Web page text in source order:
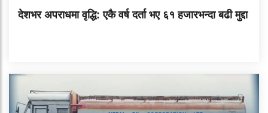
देशभर अपराधमा वृद्धि: एकै वर्ष दर्ता भए ६१ हजारभन्दा बढी मुद्दा